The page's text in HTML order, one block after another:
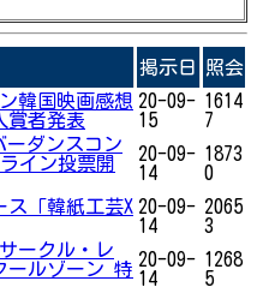
掲示日 照会
韓国映画感想
賞者発表
20-09-
15
1614
7
ーダンスコン
イン投票開
20-09-
14
1873
0
ス「韓紙工芸X 20-09-
14
2065
3
ークル・レ
ールゾーン 特 20-09-
14
1268
5